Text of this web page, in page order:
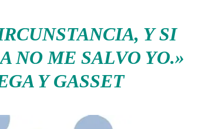
Y SI
NO ME SALVO YO.»
Y GASSET